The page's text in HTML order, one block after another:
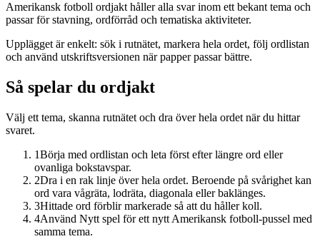
Amerikansk fotboll ordjakt håller alla svar inom ett bekant tema och
passar för stavning, ordförråd och tematiska aktiviteter.
Upplägget är enkelt: sök i rutnätet, markera hela ordet, följ ordlistan
och använd utskriftsversionen när papper passar bättre.
Så spelar du ordjakt
Välj ett tema, skanna rutnätet och dra över hela ordet när du hittar
svaret.
1Börja med ordlistan och leta först efter längre ord eller
ovanliga bokstavspar.
2Dra i en rak linje över hela ordet. Beroende på svårighet kan
ord vara vågräta, lodräta, diagonala eller baklänges.
3Hittade ord förblir markerade så att du håller koll.
4Använd Nytt spel för ett nytt Amerikansk fotboll-pussel med
samma tema.